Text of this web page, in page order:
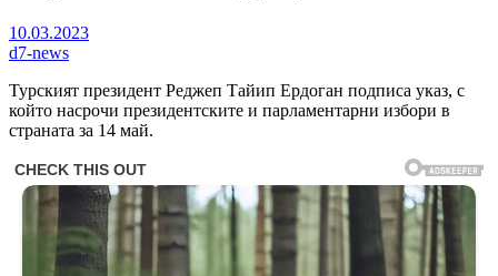
10.03.2023
d7-news
Турският президент Реджеп Тайип Ердоган подписа указ, с
който насрочи президентските и парламентарни избори в
страната за 14 май.